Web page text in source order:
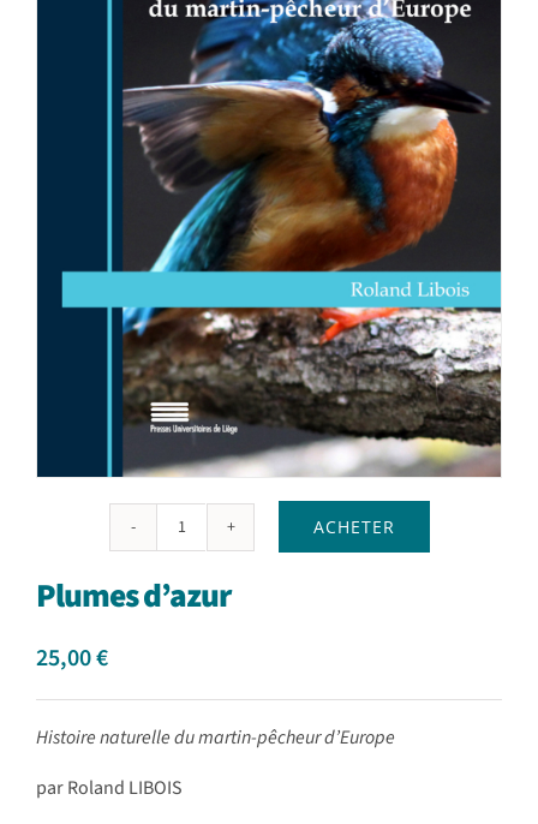
Panier WooCommerce
quantité
Plumes
ACHETER
Plumes d’azur
25,00€
Histoire naturelle du martin-pêcheur d’Europe
par Roland LIBOIS